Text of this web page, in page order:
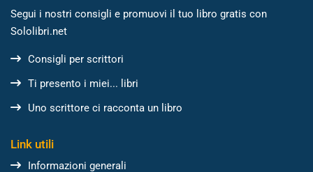
Segui i nostri consigli e promuovi il tuo libro gratis con
Sololibri.net
Consigli per scrittori
Ti presento i miei... libri
Uno scrittore ci racconta un libro
Link utili
Informazioni generali